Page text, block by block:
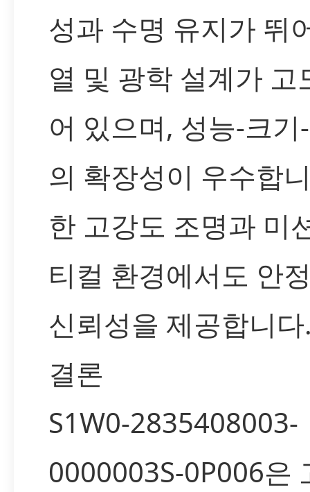
성과 수명 유지가 뛰
열 및 광학 설계가 고
어 있으며, 성능-크기
의 확장성이 우수합
한 고강도 조명과 미
티컬 환경에서도 안
신뢰성을 제공합니
결론
S1W0-2835408003-
0000003S-0P006은